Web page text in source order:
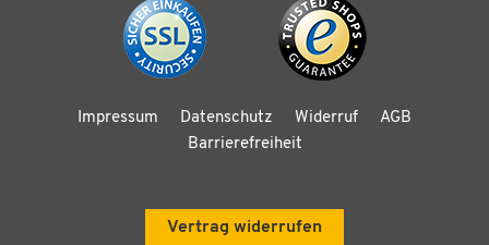
Impressum Datenschutz Widerruf
AGB
Barrierefreiheit
Vertrag widerrufen